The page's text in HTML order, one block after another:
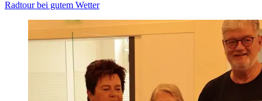
Radtour bei gutem Wetter